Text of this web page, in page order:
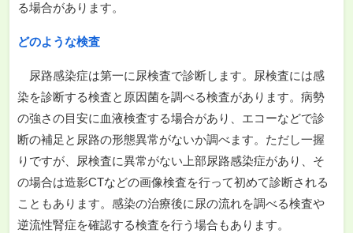
る場合があります。
どのような検査
尿路感染症は第一に尿検査で診断します。尿検査には感
染を診断する検査と原因菌を調べる検査があります。病勢
の強さの目安に血液検査する場合があり、エコーなどで診
断の補足と尿路の形態異常がないか調べます。ただし一握
りですが、尿検査に異常がない上部尿路感染症があり、そ
の場合は造影CTなどの画像検査を行って初めて診断される
こともあります。感染の治療後に尿の流れを調べる検査や
逆流性腎症を確認する検査を行う場合もあります。